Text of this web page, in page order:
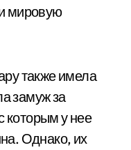
мировую
также имела
замуж за
у нее
Однако, их